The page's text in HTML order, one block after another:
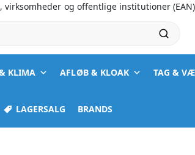
virksomheder og offentlige institutioner (EAN)
KLIMA AFLØB & KLOAK TAG &
LAGERSALG BRANDS